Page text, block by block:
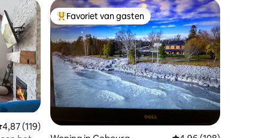
beoordeling van 4,87 uit 5, 119 recensies
4,87 (119)
Topfavoriet van gasten
Favoriet van gasten